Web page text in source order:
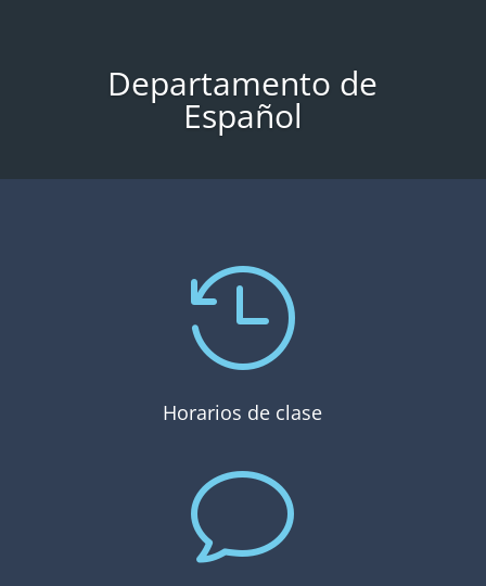
Departamento de
Español

Horarios de clase
v